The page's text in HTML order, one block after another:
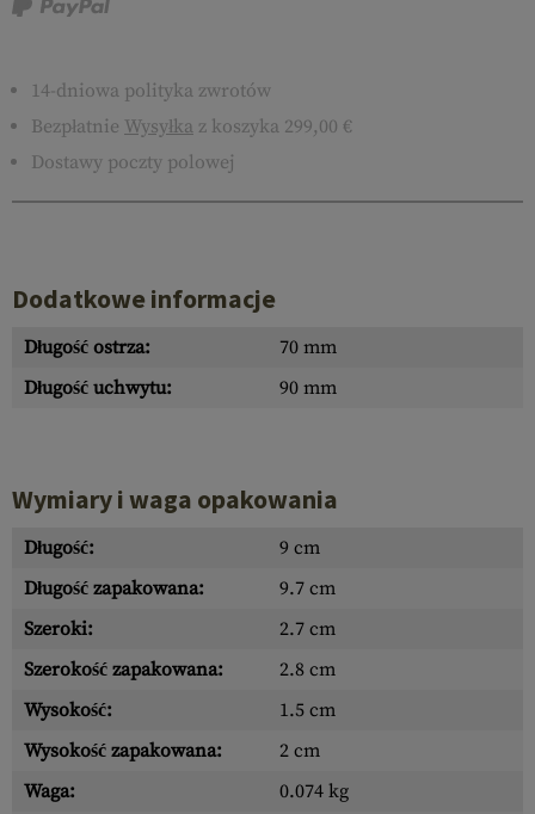
14-dniowa polityka zwrotów
Bezpłatnie Wysyłka z koszyka 299,00 €
Dostawy poczty polowej
Dodatkowe informacje
Długość ostrza:
70 mm
Długość uchwytu:
90 mm
Wymiary i waga opakowania
Długość:
9 cm
Długość zapakowana:
9.7 cm
Szeroki:
2.7 cm
Szerokość zapakowana:
2.8 cm
Wysokość:
1.5 cm
Wysokość zapakowana:
2 cm
Waga:
0.074 kg